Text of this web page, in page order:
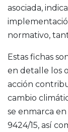
asociada,
normativo,
Estas fichas
en detalle los
acción
cambio
se enmarca
9424/15, así